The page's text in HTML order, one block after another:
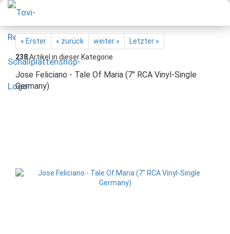
« Erster « zurück weiter »
Letzter »
238Artikel in dieser Kategorie
Jose Feliciano - Tale Of Maria (7" RCA Vinyl-Single
Germany)